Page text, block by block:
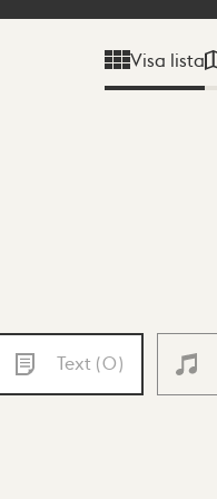
Visa lista
Text (0)